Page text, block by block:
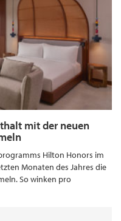
mit der neuen
Hilton Honors im
Monaten des Jahres die
So winken pro